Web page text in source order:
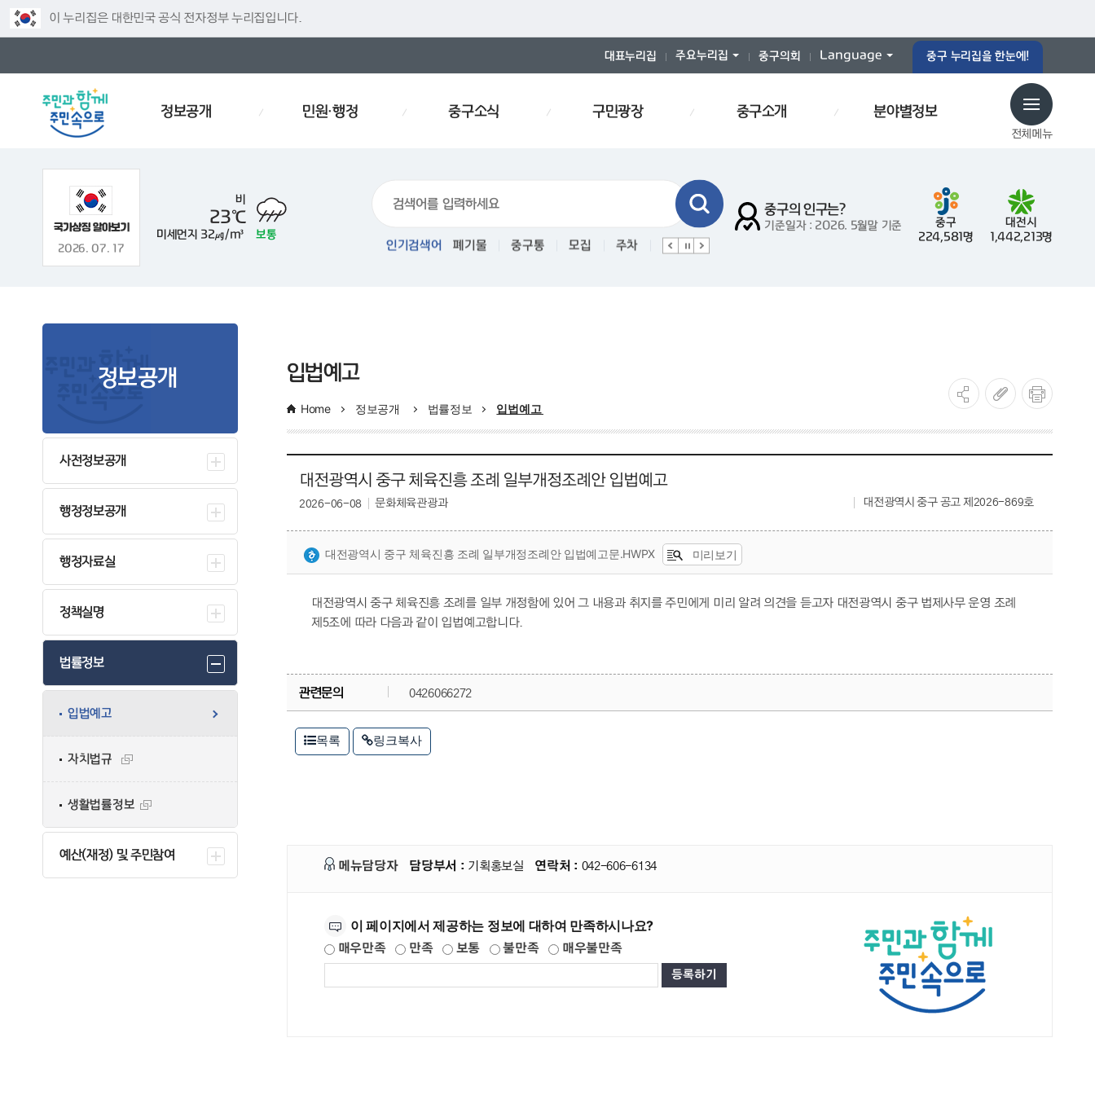
이 누리집은 대한민국 공식 전자정부 누리집입니다.
대표누리집 주요누리집 중구의회 Language 중구 누리집을 한눈에!
전체메뉴
정보공개 민원·행정 중구소식 구민광장 중구소개 분야별정보
2026. 07. 17
비
23℃
미세먼지 32㎍/m³ 보통
중구의 인구는?
기준일자 : 2026. 5월말 기준
중구
224,581명
대전시
1,442,213명
인기검색어
인사 경로당 폐기물스티커 폐기물 중구통 모집 주차 인사 재개발 폐기물스티커 폐기물
정보공개
사전정보공개
행정정보공개
행정자료실
정책실명
법률정보
입법예고
자치법규
생활법률정보
예산(재정) 및 주민참여
입법예고
Home 정보공개 법률정보 입법예고
대전광역시 중구 체육진흥 조례 일부개정조례안 입법예고
문화체육관광과
2026-06-08 대전광역시 중구 공고 제2026-869호
대전광역시 중구 체육진흥 조례 일부개정조례안 입법예고문.HWPX 미리보기
대전광역시 중구 체육진흥 조례를 일부 개정함에 있어 그 내용과 취지를 주민에게 미리 알려 의견을 듣고자 대전광역시 중구 법제사무 운영 조례
제5조에 따라 다음과 같이 입법예고합니다.
관련문의 0426066272
목록 링크복사
메뉴담당자 담당부서 : 기획홍보실 연락처 : 042-606-6134
이 페이지에서 제공하는 정보에 대하여 만족하시나요?
매우만족 만족 보통 불만족 매우불만족